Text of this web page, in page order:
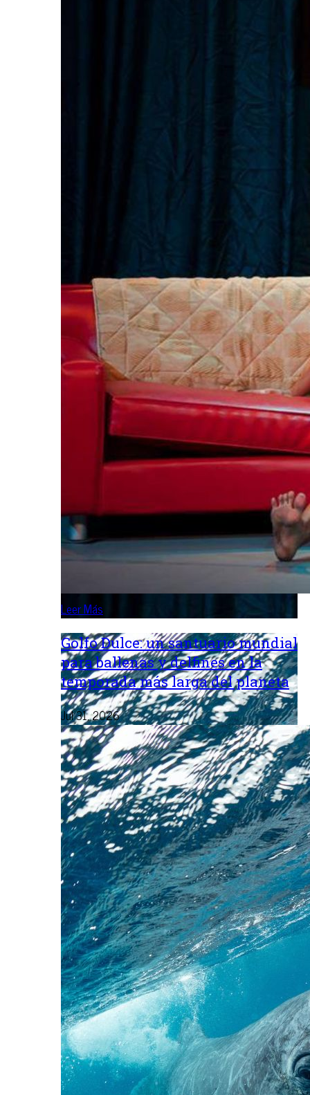
Leer Más
Golfo Dulce: un santuario mundial
para ballenas y delfines en la
temporada más larga del planeta
Jul 31, 2026